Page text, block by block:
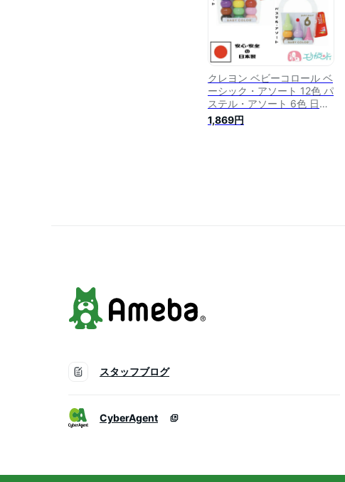
クレヨン ベビーコロール ベ
ーシック・アソート 12色 パ
ステル・アソート 6色 日本
製 高品質 新生児 赤ちゃん
ベビー 子供 女の子 男の子
1,869円
スタッフブログ
CyberAgent